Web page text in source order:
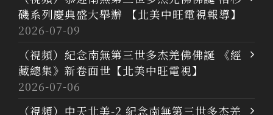
磯系列慶典盛大舉辦 【北美中旺電視報導】
2026-07-09
（視頻）紀念南無第三世多杰羌佛佛誕 《經
藏總集》新卷面世【北美中旺電視】
2026-07-06
（視頻）中天北美-2 紀念南無第三世多杰羌